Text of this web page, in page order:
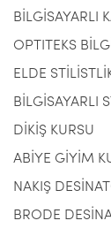
BİLGİSAYARLI
OPTITEKS
ELDE
BİLGİSAYARLI
DİKİŞ KURSU
ABİYE GİYİM
NAKIŞ
BRODE